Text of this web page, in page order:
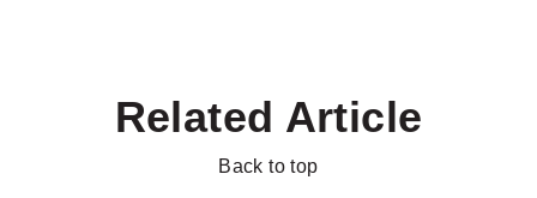
Related Article
Back to top